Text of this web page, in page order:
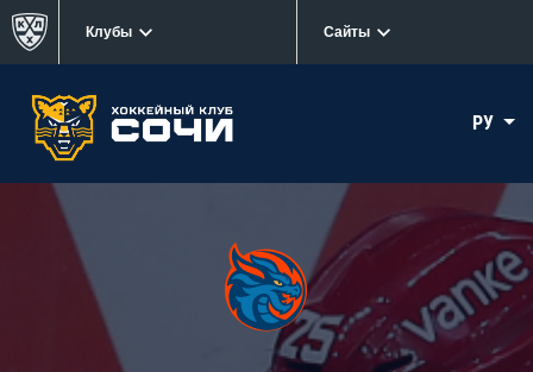
Клубы Сайты
РУ